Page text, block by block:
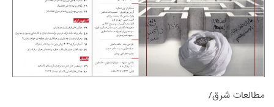
مطالعات شرق/